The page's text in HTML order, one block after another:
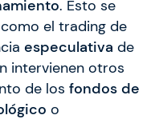
. Esto se
el trading de
especulativa de
intervienen otros
de los fondos de
o